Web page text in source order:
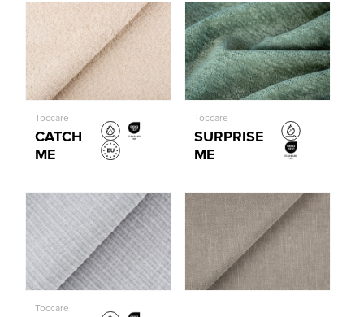
Toccare
CATCH
ME
Toccare
SURPRISE
ME
Toccare